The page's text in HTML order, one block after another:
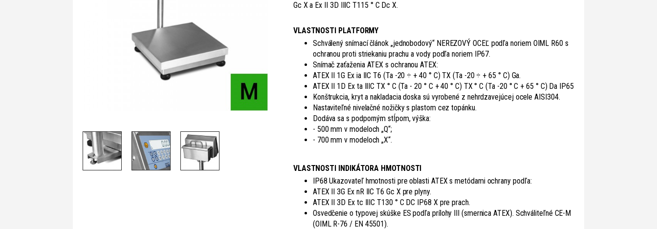
Gc X a Ex II 3D IIIC T115 ° C Dc X.
VLASTNOSTI PLATFORMY
Schválený snímací článok „jednobodový“ NEREZOVÝ OCEĽ podľa noriem OIML R60 s
ochranou proti striekaniu prachu a vody podľa noriem IP67.
Snímač zaťaženia ATEX s ochranou ATEX:
ATEX II 1G Ex ia IIC T6 (Ta -20 ÷ + 40 ° C) TX (Ta -20 ÷ + 65 ° C) Ga.
ATEX II 1D Ex ta IIIC TX ° C (Ta - 20 ° C + 40 ° C) TX ° C (Ta -20 ° C + 65 ° C) Da IP65
Konštrukcia, kryt a nakladacia doska sú vyrobené z nehrdzavejúcej ocele AISI304.
Nastaviteľné nivelačné nožičky s plastom cez topánku.
Dodáva sa s podporným stĺpom, výška:
- 500 mm v modeloch „Q“;
- 700 mm v modeloch „X“.
VLASTNOSTI INDIKÁTORA HMOTNOSTI
IP68 Ukazovateľ hmotnosti pre oblasti ATEX s metódami ochrany podľa:
ATEX II 3G Ex nR IIC T6 Gc X pre plyny.
ATEX II 3D Ex tc IIIC T130 ° C DC IP68 X pre prach.
Osvedčenie o typovej skúške ES podľa prílohy III (smernica ATEX). Schváliteľné CE-M
(OIML R-76 / EN 45501).